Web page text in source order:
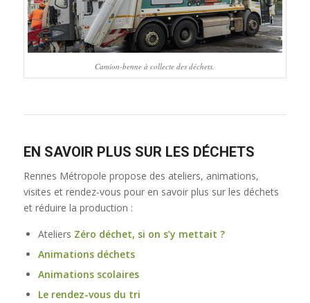
Camion-benne à collecte des déchets.
EN SAVOIR PLUS SUR LES DÉCHETS
Rennes Métropole propose des ateliers, animations,
visites et rendez-vous pour en savoir plus sur les déchets
et réduire la production :
Ateliers Zéro déchet, si on s’y mettait ?
Animations déchets
Animations scolaires
Le rendez-vous du tri